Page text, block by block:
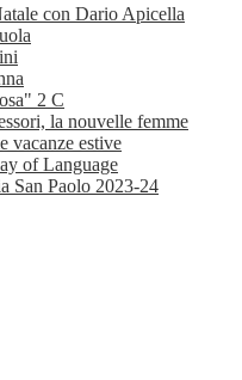
con Dario Apicella
2 C
la nouvelle femme
vacanze estive
of Language
San Paolo 2023-24